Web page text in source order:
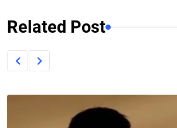
Related Post